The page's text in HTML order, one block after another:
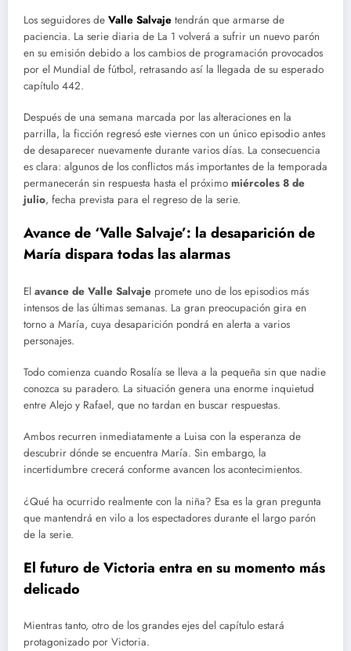
Los seguidores de Valle Salvaje tendrán que armarse de
paciencia. La serie diaria de La 1 volverá a sufrir un nuevo parón
en su emisión debido a los cambios de programación provocados
por el Mundial de fútbol, retrasando así la llegada de su esperado
capítulo 442.
Después de una semana marcada por las alteraciones en la
parrilla, la ficción regresó este viernes con un único episodio antes
de desaparecer nuevamente durante varios días. La consecuencia
es clara: algunos de los conflictos más importantes de la temporada
permanecerán sin respuesta hasta el próximo miércoles 8 de
julio, fecha prevista para el regreso de la serie.
Avance de ‘Valle Salvaje’: la desaparición de
María dispara todas las alarmas
El avance de Valle Salvaje promete uno de los episodios más
intensos de las últimas semanas. La gran preocupación gira en
torno a María, cuya desaparición pondrá en alerta a varios
personajes.
Todo comienza cuando Rosalía se lleva a la pequeña sin que nadie
conozca su paradero. La situación genera una enorme inquietud
entre Alejo y Rafael, que no tardan en buscar respuestas.
Ambos recurren inmediatamente a Luisa con la esperanza de
descubrir dónde se encuentra María. Sin embargo, la
incertidumbre crecerá conforme avancen los acontecimientos.
¿Qué ha ocurrido realmente con la niña? Esa es la gran pregunta
que mantendrá en vilo a los espectadores durante el largo parón
de la serie.
El futuro de Victoria entra en su momento más
delicado
Mientras tanto, otro de los grandes ejes del capítulo estará
protagonizado por Victoria.